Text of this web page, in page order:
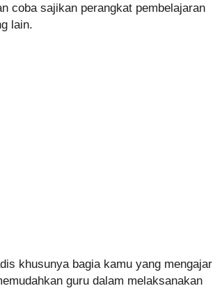
coba sajikan perangkat pembelajaran
lain.
khusunya bagia kamu yang mengajar
guru dalam melaksanakan